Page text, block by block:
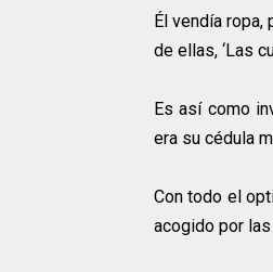
Él vendía
de ellas, ‘Las
Es así como
era su cédula
Con todo el
acogido por